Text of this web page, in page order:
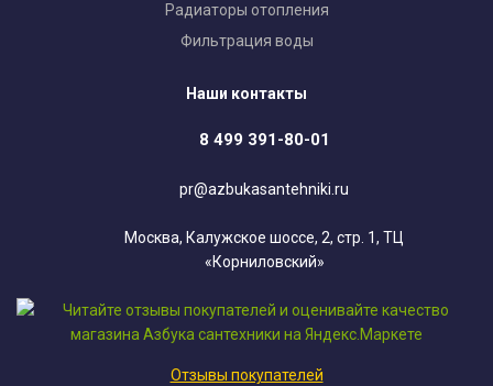
Радиаторы отопления
Фильтрация воды
Наши контакты
8 499 391-80-01
pr@azbukasantehniki.ru
Москва, Калужское шоссе, 2, стр. 1, ТЦ
«Корниловский»
Отзывы покупателей